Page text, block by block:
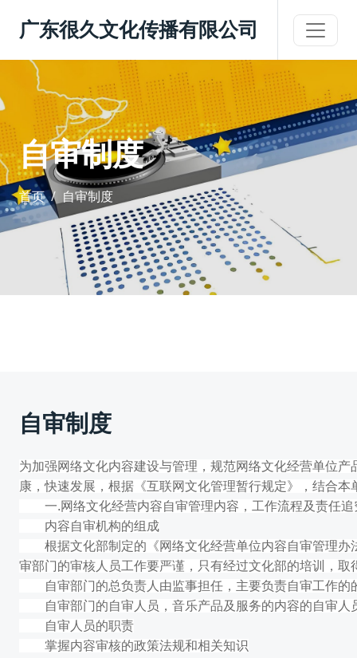
广东很久文化传播有限公司
自审制度
首页 自审制度
自审制度
为加强网络文化内容建设与管理，规范网络文化经营单位
康，快速发展，根据《互联网文化管理暂行规定》，结合
一.网络文化经营内容自审管理内容，工作流程及责任追
内容自审机构的组成
根据文化部制定的《网络文化经营单位内容自审管理办
审部门的审核人员工作要严谨，只有经过文化部的培训，
自审部门的总负责人由监事担任，主要负责自审工作的
自审部门的自审人员，音乐产品及服务的内容的自审人
自审人员的职责
掌握内容审核的政策法规和相关知识